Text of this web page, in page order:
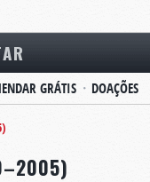
GRÁTIS DOAÇÕES